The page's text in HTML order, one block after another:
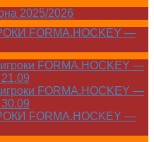
2025/2026
FORMA.HOCKEY —
FORMA.HOCKEY —
FORMA.HOCKEY —
FORMA.HOCKEY —